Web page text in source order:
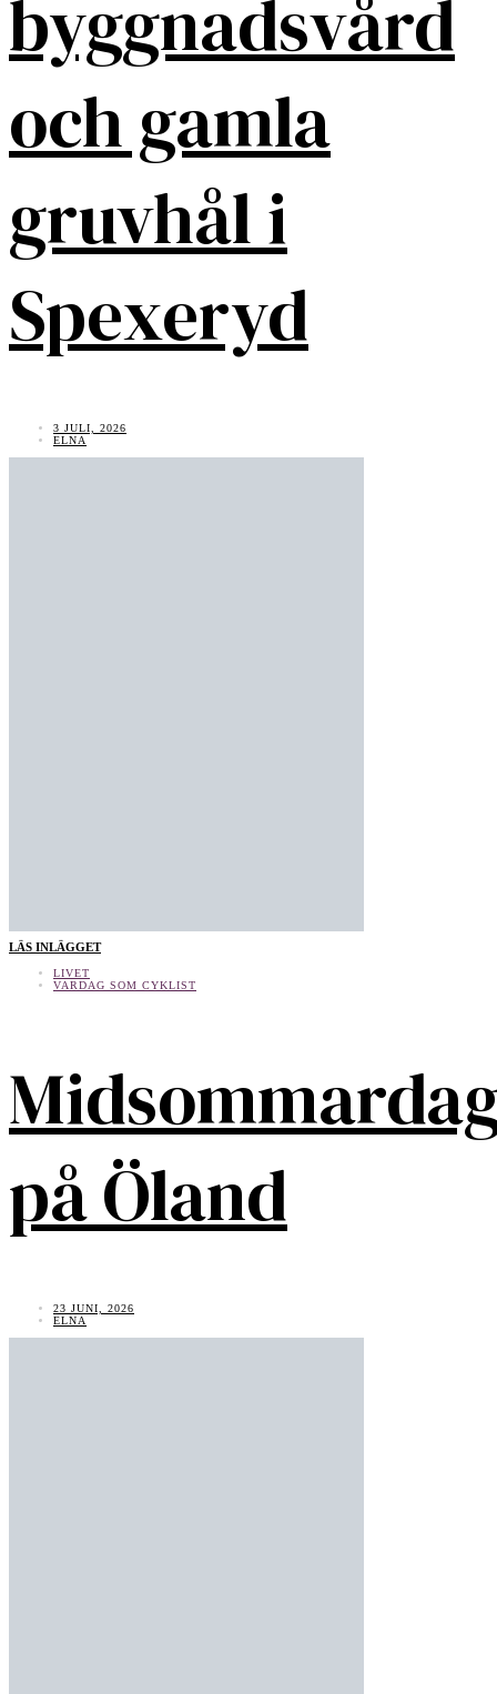
byggnadsvård
och gamla
gruvhål i
Spexeryd
3 JULI, 2026
ELNA
LÄS INLÄGGET
LIVET
VARDAG SOM CYKLIST
på Öland
23 JUNI, 2026
ELNA